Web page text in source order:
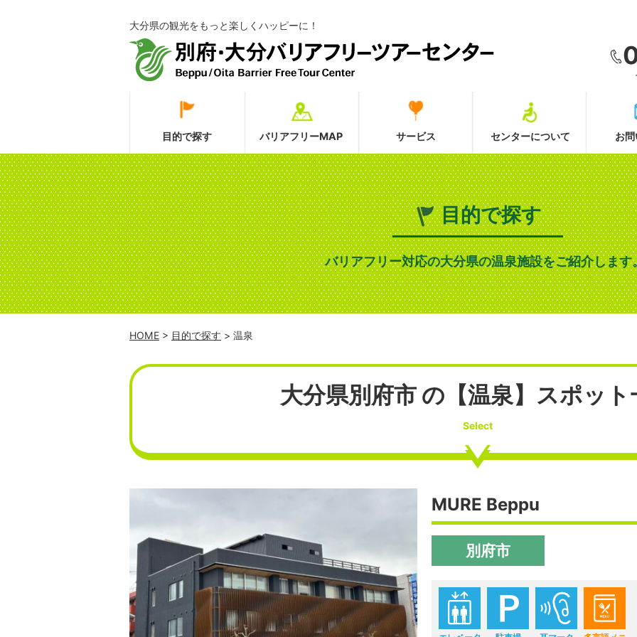
大分県の観光をもっと楽しくハッピーに！
目的で探す バリアフリーMAP サービス センターについて お
目的で探す
バリアフリー対応の大分県の温泉施設をご紹介します
HOME > 目的で探す > 温泉
大分県別府市 の【温泉】スポット
Select
MURE Beppu
別府市